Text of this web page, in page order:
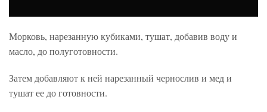
Морковь, нарезанную кубиками, тушат, добавив воду и
масло, до полуготовности.
Затем добавляют к ней нарезанный чернослив и мед и
тушат ее до готовности.